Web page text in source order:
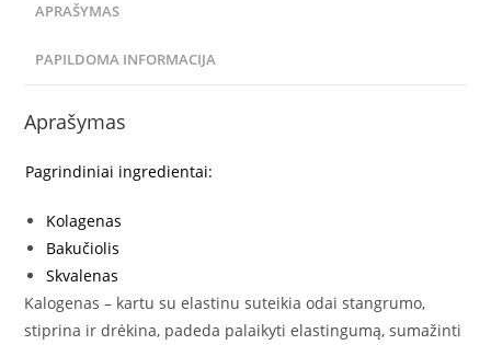
APRAŠYMAS
PAPILDOMA INFORMACIJA
Aprašymas
Pagrindiniai ingredientai:
Kolagenas
Bakučiolis
Skvalenas
Kalogenas – kartu su elastinu suteikia odai stangrumo,
stiprina ir drėkina, padeda palaikyti elastingumą, sumažinti